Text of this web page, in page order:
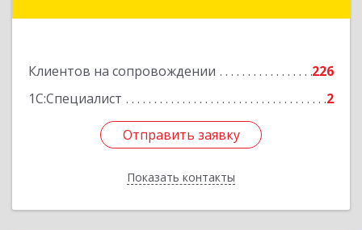
Клиентов на сопровождении
226
1С:Специалист
2
Отправить заявку
Показать контакты
Подробнее
Отправить заявку
Назад